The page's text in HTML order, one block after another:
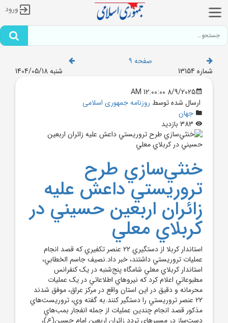
ورود
صفحه 9
شماره 13154
شنبه 1404/05/18
8/9/2025 12:00:00 AM
ارسال شده توسط روزنامه جمهوری اسلامی
جهان
خنثي‌سازي طرح
تروريستي داعش عليه
زائران اربعين حسيني در
کربلاي معلي
استاندار کربلا از دستگيري 22 عنصر تکفيري که قصد انجام
عمليات تروريستي داشتند، خبر داد.نصيف جاسم الخطابي،
استاندار کربلاي معلي شامگاه پنج‌شنبه در يک کنفرانس
مطبوعاتي اعلام کرد که نيروهاي اطلاعاتي در يک عمليات
محرمانه و دقيق در اين استان واقع در مرکز عراق، موفق شدند
22 عنصر تروريستي را دستگير کنند.به گفته وي، تروريست‌هاي
مذکور قصد انجام چندين عمليات از جمله انفجار بمب‌هاي
دست‌ساز در مسيرهاي تردد زائران اربعين امام حسين(ع)،